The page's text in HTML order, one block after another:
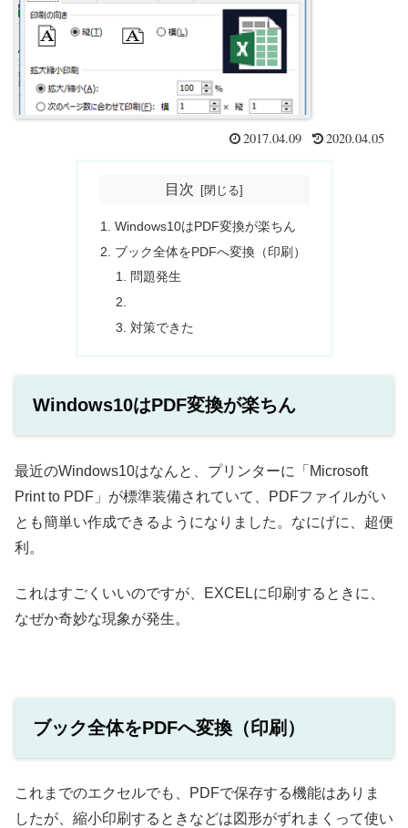
2017.04.09 2020.04.05
目次
Windows10はPDF変換が楽ちん
ブック全体をPDFへ変換（印刷）
問題発生
対策できた
Windows10はPDF変換が楽ちん
最近のWindows10はなんと、プリンターに「Microsoft
Print to PDF」が標準装備されていて、PDFファイルがい
とも簡単い作成できるようになりました。なにげに、超便
利。
これはすごくいいのですが、EXCELに印刷するときに、
なぜか奇妙な現象が発生。
ブック全体をPDFへ変換（印刷）
これまでのエクセルでも、PDFで保存する機能はありま
したが、縮小印刷するときなどは図形がずれまくって使い